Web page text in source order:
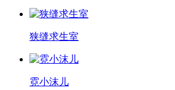
狭缝求生室
霓小沫儿